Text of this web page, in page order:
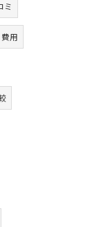
ミ
用